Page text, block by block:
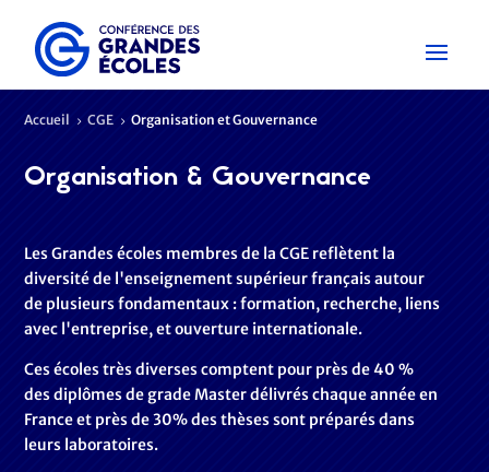
Accueil 5 CGE 5 Organisation et Gouvernance
Organisation & Gouvernance
Les Grandes écoles membres de la CGE reflètent la
diversité de l'enseignement supérieur français autour
de plusieurs fondamentaux : formation, recherche, liens
avec l'entreprise, et ouverture internationale.
Ces écoles très diverses comptent pour près de 40 %
des diplômes de grade Master délivrés chaque année en
France et près de 30% des thèses sont préparés dans
leurs laboratoires.